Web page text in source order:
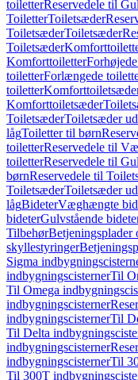
toiletterReservedele til
ToiletterToiletsæder
ToiletsæderToiletsæder
Toiletsæder
Komforttoiletter
toiletterForlængede
toiletter
Komforttoiletsæder
ToiletsæderToiletsæder
lågToiletter til børn
toiletterReservedele til
toiletterReservedele til
børnReservedele til
ToiletsæderToiletsæder
lågBideterVæghængte
bideterGulvstående
TilbehørBetjeningsplader
skyllestyringer
Sigma
indbygningscisternerTil
Til Omega
indbygningscisterner
indbygningscisternerTil
Til Delta
indbygningscisterner
indbygningscisternerTil
Til 300T